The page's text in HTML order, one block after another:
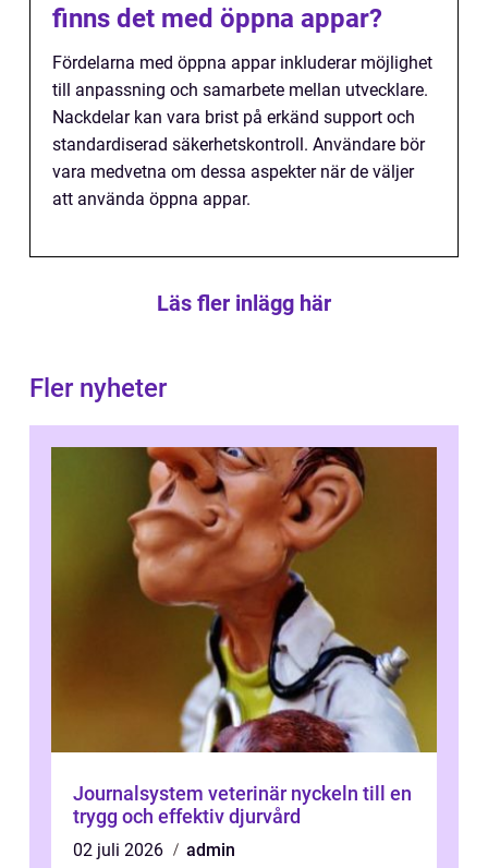
finns det med öppna appar?
Fördelarna med öppna appar inkluderar möjlighet
till anpassning och samarbete mellan utvecklare.
Nackdelar kan vara brist på erkänd support och
standardiserad säkerhetskontroll. Användare bör
vara medvetna om dessa aspekter när de väljer
att använda öppna appar.
Läs fler inlägg här
Fler nyheter
Journalsystem veterinär nyckeln till en
trygg och effektiv djurvård
02 juli 2026
admin